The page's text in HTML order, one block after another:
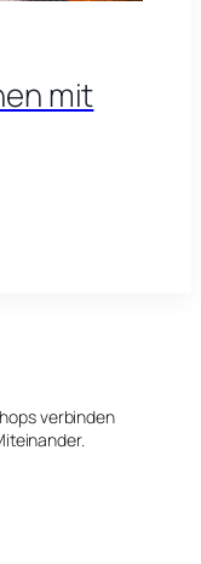
mit
verbinden